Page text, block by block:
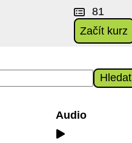
81
Začít kurz
Hledat
Audio